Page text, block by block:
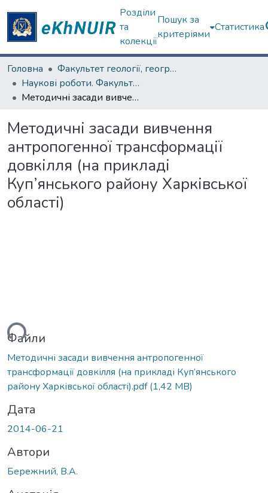
Розділи
та
колекції
Пошук за
критеріями
Статистика
Головна
Факультет геології, географіії, рекреації і туризму
Наукові роботи. Факультет геології, географіії, рекреації і туризму
Методичні засади вивчення антропогенної трансформації довкілля (на прикладі Куп’янського району Харківської області)
Методичні засади вивчення
антропогенної трансформації
довкілля (на прикладі
Куп’янського району Харківської
області)
Файли
Методичні засади вивчення антропогенної
трансформації довкілля (на прикладі Куп’янського
району Харківської області).pdf(1,42 MB)
Дата
2014-06-21
Автори
Бережний, В.А.